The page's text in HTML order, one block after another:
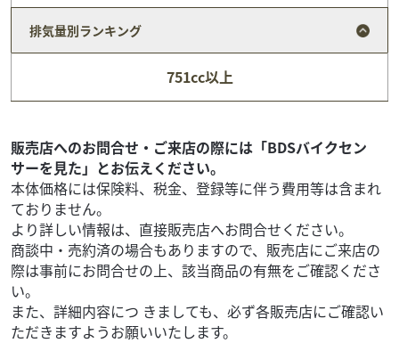
ハーレーダビッドソン トロフィーモーターサイクル
ASK
2001年式XL883Cです。 リジットマウントスポーツスター８
８３をベースにダイナ用のタンクをのせたユニークなカス
タム車両になります。 ご来店いただ...
排気量別ランキング
751cc以上
販売店へのお問合せ・ご来店の際には「BDSバイクセン
サーを見た」とお伝えください。
本体価格には保険料、税金、登録等に伴う費用等は含まれ
ておりません。
より詳しい情報は、直接販売店へお問合せください。
商談中・売約済の場合もありますので、販売店にご来店の
際は事前にお問合せの上、該当商品の有無をご確認くださ
い。
また、詳細内容につ きましても、必ず各販売店にご確認い
ただきますようお願いいたします。